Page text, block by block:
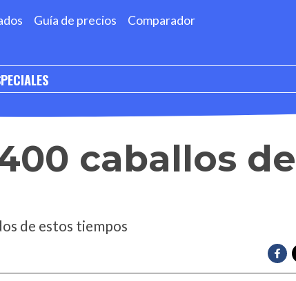
Guía de precios Comparador
caballos de
de estos tiempos